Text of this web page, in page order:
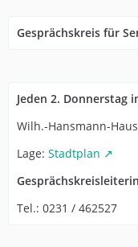
Gesprächskreis für
Jeden 2. Donnerstag
Wilh.-Hansmann-
Lage: Stadtplan
Gesprächskreisleiterin
Tel.: 0231 / 462527